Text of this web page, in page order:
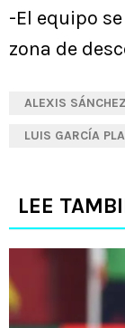
-El equipo
zona de
ALEXIS SÁNCHEZ
LUIS GARCÍA
LEE